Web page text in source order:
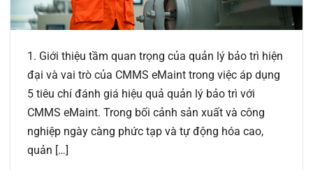
1. Giới thiệu tầm quan trọng của quản lý bảo trì hiện
đại và vai trò của CMMS eMaint trong việc áp dụng
5 tiêu chí đánh giá hiệu quả quản lý bảo trì với
CMMS eMaint. Trong bối cảnh sản xuất và công
nghiệp ngày càng phức tạp và tự động hóa cao,
quản […]